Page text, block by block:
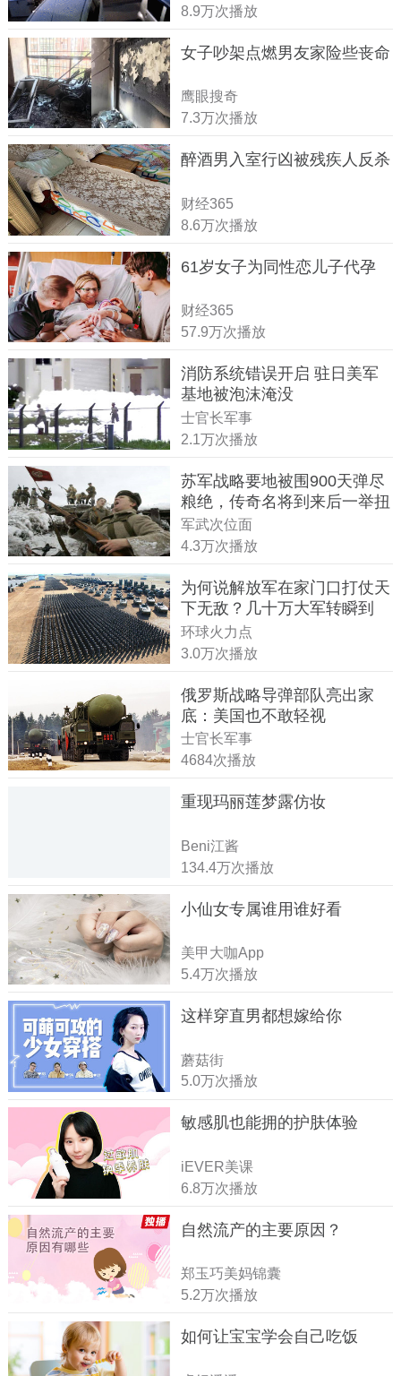
8.9万次播放
女子吵架点燃男友家险些丧命
鹰眼搜奇
7.3万次播放
醉酒男入室行凶被残疾人反杀
财经365
8.6万次播放
61岁女子为同性恋儿子代孕
财经365
57.9万次播放
消防系统错误开启 驻日美军
基地被泡沫淹没
士官长军事
2.1万次播放
苏军战略要地被围900天弹尽
粮绝，传奇名将到来后一举扭
转战局
军武次位面
4.3万次播放
为何说解放军在家门口打仗天
下无敌？几十万大军转瞬到
达！
环球火力点
3.0万次播放
俄罗斯战略导弹部队亮出家
底：美国也不敢轻视
士官长军事
4684次播放
重现玛丽莲梦露仿妆
Beni江酱
134.4万次播放
小仙女专属谁用谁好看
美甲大咖App
5.4万次播放
这样穿直男都想嫁给你
蘑菇街
5.0万次播放
敏感肌也能拥的护肤体验
iEVER美课
6.8万次播放
自然流产的主要原因？
郑玉巧美妈锦囊
5.2万次播放
如何让宝宝学会自己吃饭